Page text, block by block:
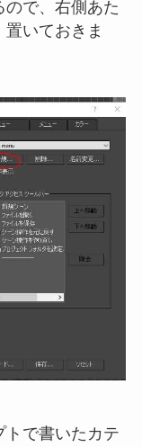
で、右側あた
いておきま
トで書いたカテ